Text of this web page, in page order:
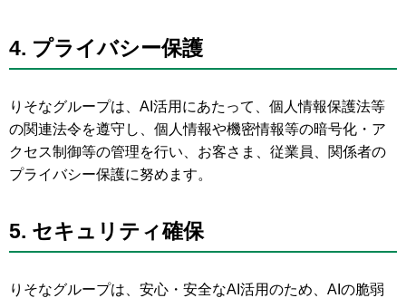
4. プライバシー保護
りそなグループは、AI活用にあたって、個人情報保護法等
の関連法令を遵守し、個人情報や機密情報等の暗号化・ア
クセス制御等の管理を行い、お客さま、従業員、関係者の
プライバシー保護に努めます。
5. セキュリティ確保
りそなグループは、安心・安全なAI活用のため、AIの脆弱